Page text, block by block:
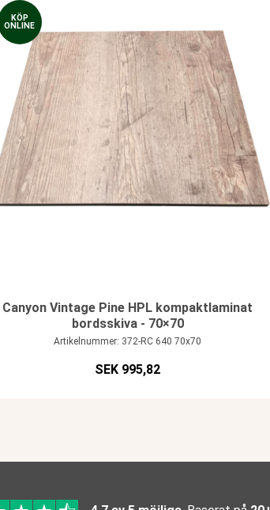
KÖP
ONLINE
Canyon Vintage Pine HPL kompaktlaminat
bordsskiva - 70×70
Artikelnummer: 372-RC 640 70x70
SEK 995,82